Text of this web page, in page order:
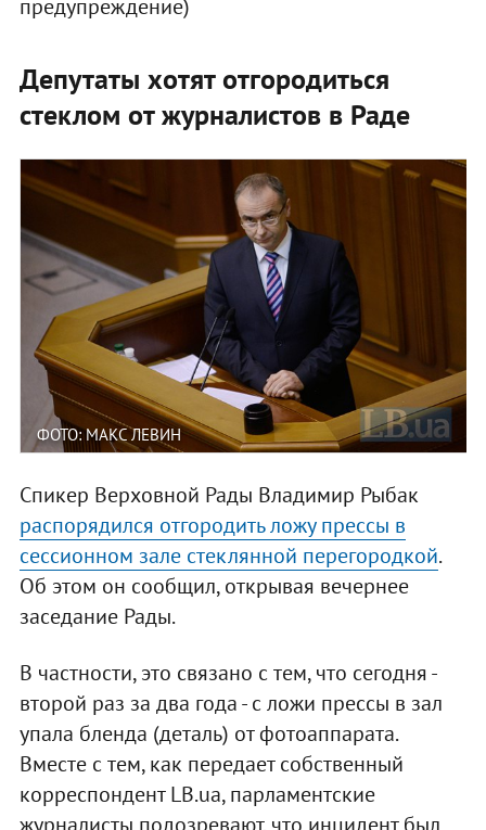
предупреждение)
Депутаты хотят отгородиться
стеклом от журналистов в Раде
ФОТО: МАКС ЛЕВИН
Спикер Верховной Рады Владимир Рыбак
распорядился отгородить ложу прессы в
сессионном зале стеклянной перегородкой.
Об этом он сообщил, открывая вечернее
заседание Рады.
В частности, это связано с тем, что сегодня -
второй раз за два года - с ложи прессы в зал
упала бленда (деталь) от фотоаппарата.
Вместе с тем, как передает собственный
корреспондент LB.ua, парламентские
журналисты подозревают, что инцидент был